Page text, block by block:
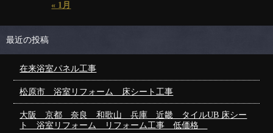
« 1月
最近の投稿
在来浴室パネル工事
松原市 浴室リフォーム 床シート工事
大阪 京都 奈良 和歌山 兵庫 近畿 タイルUB 床シー
ト 浴室リフォーム リフォーム工事 低価格